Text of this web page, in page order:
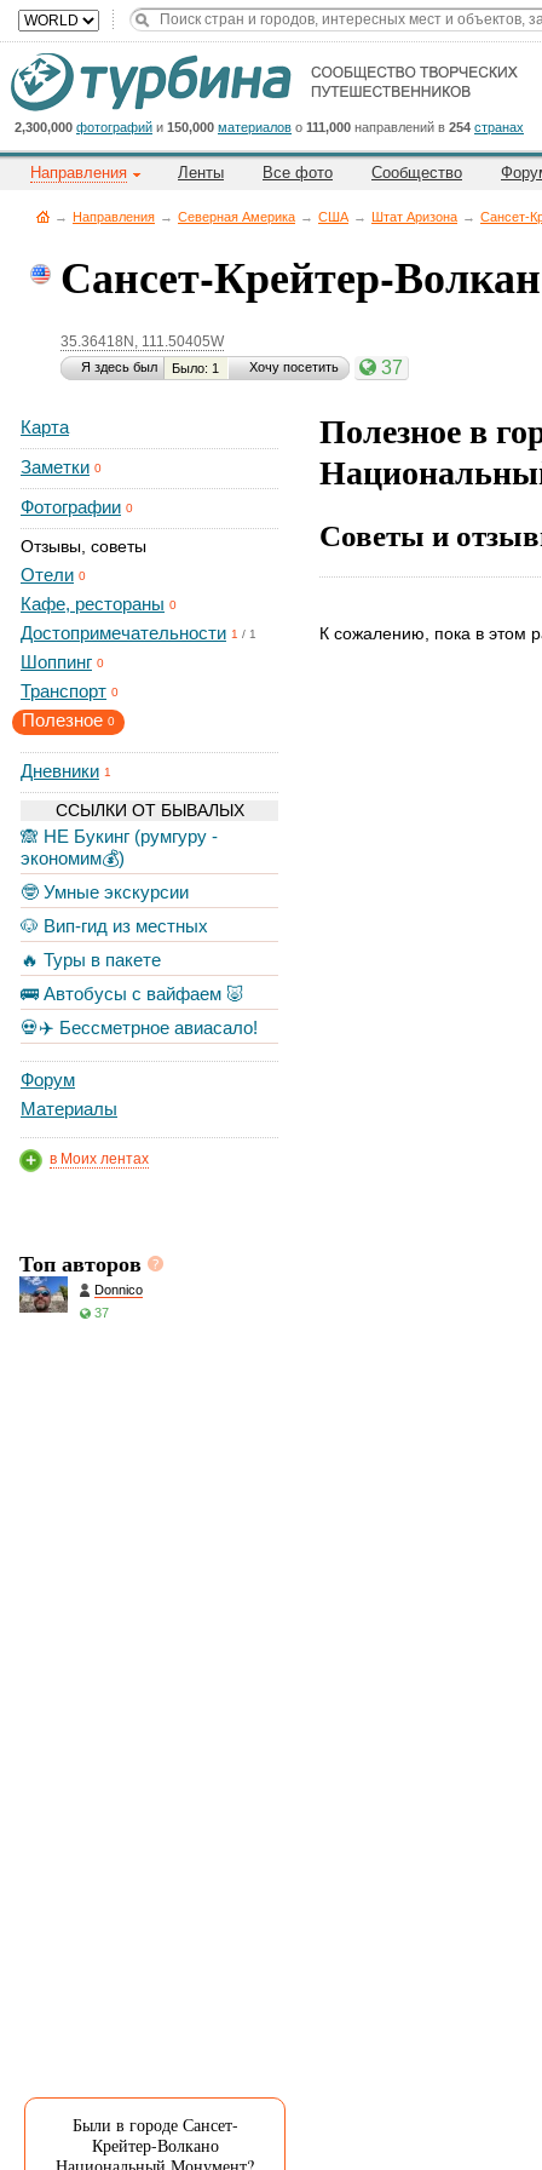
2,300,000 фотографий и 150,000 материалов о 111,000 направлений в 254 странах
Направления Ленты Все фото Сообщество
→ Направления → Северная Америка → CША → Штат Аризона → Сансет-
Сансет-Крейтер-
35.36418N, 111.50405W
Я здесь был Было: 1 Хочу посетить 37
Карта
Заметки 0
Фотографии 0
Отзывы, советы
Отели 0
Кафе, рестораны 0
Достопримечательности 1 / 1
Шоппинг 0
Транспорт 0
Полезное 0
Дневники 1
ССЫЛКИ ОТ БЫВАЛЫХ
🙈 НЕ Букинг (румгуру -
экономим💰)
🤓 Умные экскурсии
🐶 Вип-гид из местных
🔥 Туры в пакете
🚌 Автобусы с вайфаем 🐷
💀✈️ Бессметрное авиасало!
Форум
Материалы
в Моих лентах
Топ авторов
Donnico
37
Были в городе Сансет-
Крейтер-Волкано
Полезное в
Советы и
К сожалению, пока в этом
Cейчас
на
сайте:
Title
Button